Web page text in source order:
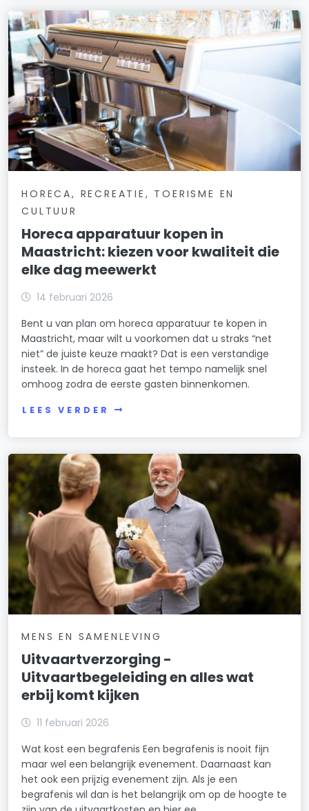
HORECA, RECREATIE, TOERISME EN
CULTUUR
Horeca apparatuur kopen in
Maastricht: kiezen voor kwaliteit die
elke dag meewerkt
14 februari 2026
Bent u van plan om horeca apparatuur te kopen in
Maastricht, maar wilt u voorkomen dat u straks “net
niet” de juiste keuze maakt? Dat is een verstandige
insteek. In de horeca gaat het tempo namelijk snel
omhoog zodra de eerste gasten binnenkomen.
LEES VERDER
MENS EN SAMENLEVING
Uitvaartverzorging -
Uitvaartbegeleiding en alles wat
erbij komt kijken
11 februari 2026
Wat kost een begrafenis Een begrafenis is nooit fijn
maar wel een belangrijk evenement. Daarnaast kan
het ook een prijzig evenement zijn. Als je een
begrafenis wil dan is het belangrijk om op de hoogte te